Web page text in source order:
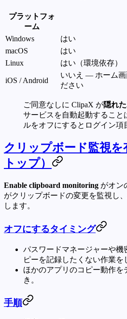
プラットフォ
ーム
Windows
はい
macOS
はい
Linux
はい（環境依存）
iOS / Android
いいえ — ホーム画
ださい
ご同意なしに ClipaX が隠れた
サービスを自動起動すること
ルをオフにするとログイン項
クリップボード監視を
トップ）
Enable clipboard monitoring がオン
がクリップボードの変更を監視し
します。
オフにするタイミング
パスワードマネージャーや機
ピーを記録したくない作業を
ほかのアプリのコピー動作を
き。
手順